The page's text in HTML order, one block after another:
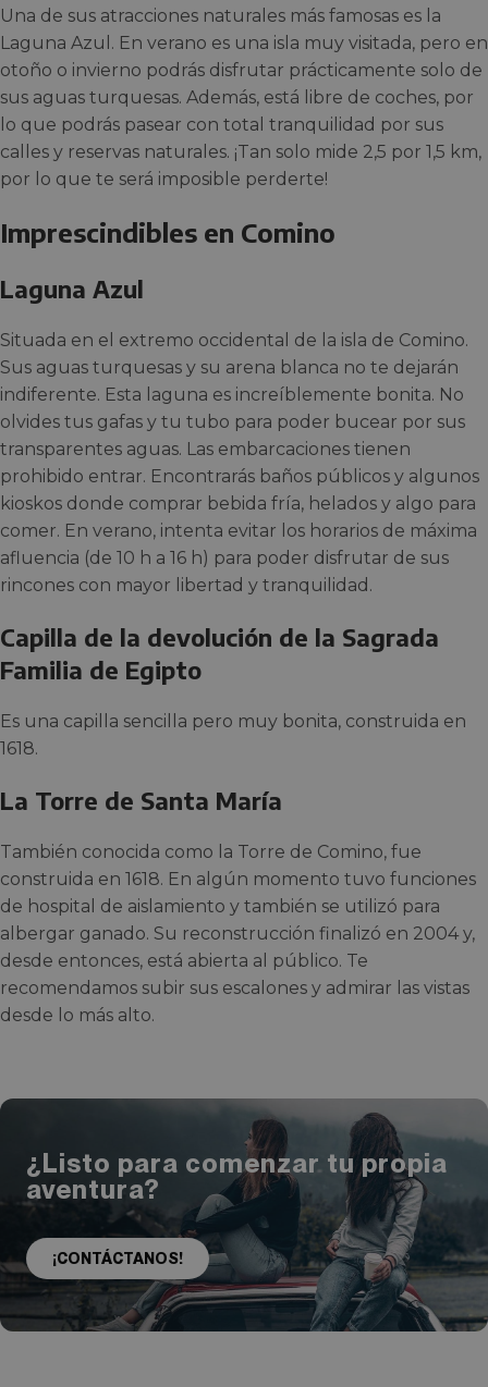
Una de sus atracciones naturales más famosas es la
Laguna Azul. En verano es una isla muy visitada, pero en
otoño o invierno podrás disfrutar prácticamente solo de
sus aguas turquesas. Además, está libre de coches, por
lo que podrás pasear con total tranquilidad por sus
calles y reservas naturales. ¡Tan solo mide 2,5 por 1,5 km,
por lo que te será imposible perderte!
Imprescindibles en Comino
Laguna Azul
Situada en el extremo occidental de la isla de Comino.
Sus aguas turquesas y su arena blanca no te dejarán
indiferente. Esta laguna es increíblemente bonita. No
olvides tus gafas y tu tubo para poder bucear por sus
transparentes aguas. Las embarcaciones tienen
prohibido entrar. Encontrarás baños públicos y algunos
kioskos donde comprar bebida fría, helados y algo para
comer. En verano, intenta evitar los horarios de máxima
afluencia (de 10 h a 16 h) para poder disfrutar de sus
rincones con mayor libertad y tranquilidad.
Capilla de la devolución de la Sagrada
Familia de Egipto
Es una capilla sencilla pero muy bonita, construida en
1618.
La Torre de Santa María
También conocida como la Torre de Comino, fue
construida en 1618. En algún momento tuvo funciones
de hospital de aislamiento y también se utilizó para
albergar ganado. Su reconstrucción finalizó en 2004 y,
desde entonces, está abierta al público. Te
recomendamos subir sus escalones y admirar las vistas
desde lo más alto.
¿Listo para comenzar tu propia
aventura?
¡CONTÁCTANOS!